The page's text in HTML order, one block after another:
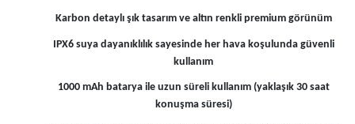
Karbon detaylı şık tasarım ve altın renkli premium görünüm
IPX6 suya dayanıklılık sayesinde her hava koşulunda güvenli
kullanım
1000 mAh batarya ile uzun süreli kullanım (yaklaşık 30 saat
konuşma süresi)